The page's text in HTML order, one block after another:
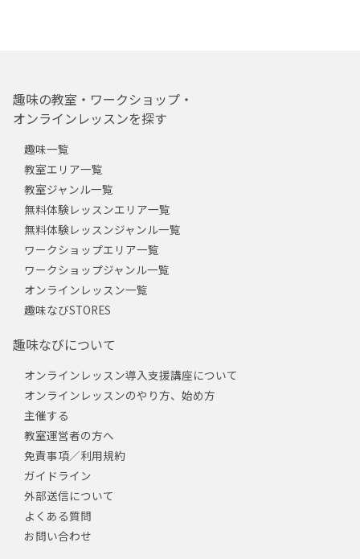
趣味の教室・ワークショップ・
オンラインレッスンを探す
趣味一覧
教室エリア一覧
教室ジャンル一覧
無料体験レッスンエリア一覧
無料体験レッスンジャンル一覧
ワークショップエリア一覧
ワークショップジャンル一覧
オンラインレッスン一覧
趣味なびSTORES
趣味なびについて
オンラインレッスン導入支援講座について
オンラインレッスンのやり方、始め方
主催する
教室運営者の方へ
免責事項／利用規約
ガイドライン
外部送信について
よくある質問
お問い合わせ